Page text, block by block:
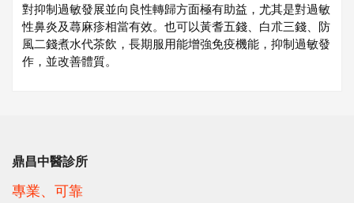
對抑制過敏發展並向良性轉歸方面極有助益，尤其是對過敏
性鼻炎及蕁麻疹相當有效。也可以黃耆五錢、白朮三錢、防
風二錢煮水代茶飲，長期服用能增強免疫機能，抑制過敏發
作，並改善體質。
鼎昌中醫診所
專業、可靠